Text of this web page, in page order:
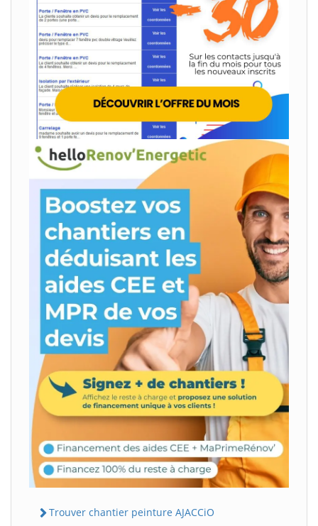
Trouver chantier peinture AJACCiO